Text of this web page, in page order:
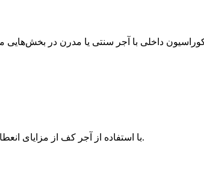
با استفاده از آجر کف از مزایای انعطاف‌پذیری در طراحی، استحکام، زیبایی خاص، عایق حرارتی و ضد احتراق بهره‌مند شوید.